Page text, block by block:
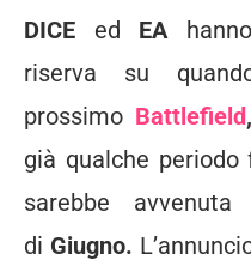
DICE ed EA
riserva su
prossimo Battlefield,
già qualche periodo
sarebbe
di Giugno.